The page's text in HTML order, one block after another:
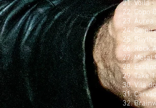
21. Voilá
22. Copo
23.
24.
25.
26. Rock
27. Metal
28.
29. Take
30. Vila
31.
32.